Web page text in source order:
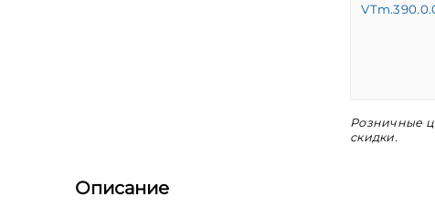
Розничные
скидки.
Описание